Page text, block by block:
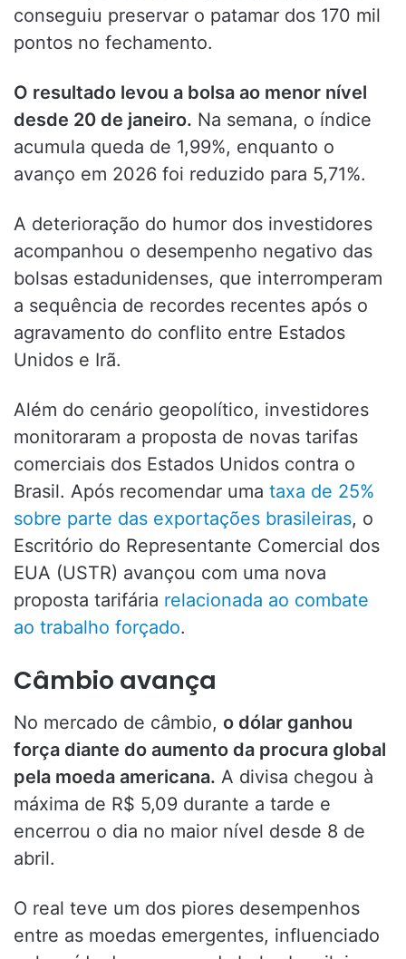
conseguiu preservar o patamar dos 170 mil
pontos no fechamento.
O resultado levou a bolsa ao menor nível
desde 20 de janeiro. Na semana, o índice
acumula queda de 1,99%, enquanto o
avanço em 2026 foi reduzido para 5,71%.
A deterioração do humor dos investidores
acompanhou o desempenho negativo das
bolsas estadunidenses, que interromperam
a sequência de recordes recentes após o
agravamento do conflito entre Estados
Unidos e Irã.
Além do cenário geopolítico, investidores
monitoraram a proposta de novas tarifas
comerciais dos Estados Unidos contra o
Brasil. Após recomendar uma taxa de 25%
sobre parte das exportações brasileiras, o
Escritório do Representante Comercial dos
EUA (USTR) avançou com uma nova
proposta tarifária relacionada ao combate
ao trabalho forçado.
Câmbio avança
No mercado de câmbio, o dólar ganhou
força diante do aumento da procura global
pela moeda americana. A divisa chegou à
máxima de R$ 5,09 durante a tarde e
encerrou o dia no maior nível desde 8 de
abril.
O real teve um dos piores desempenhos
entre as moedas emergentes, influenciado